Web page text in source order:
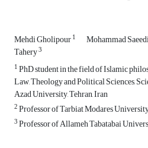
Mehdi Gholipour1 Mohammad
Tahery3
1PhD student in the field of Islamic
Law, Theology and Political Sciences,
Azad University, Tehran, Iran
2Professor of Tarbiat Modares
3Professor of Allameh Tabatabai